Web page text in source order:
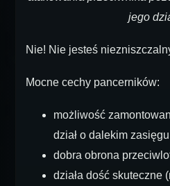
jego
Nie! Nie jesteś
Mocne cechy pancerników:
możliwość
dział o dalekim zasięgu
dobra obrona
działa dość skuteczne